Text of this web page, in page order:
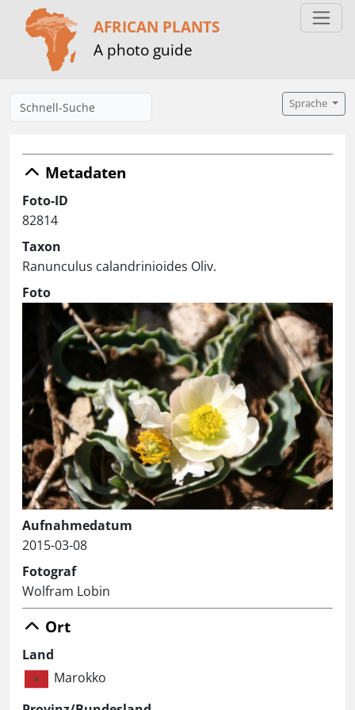
AFRICAN PLANTS
A photo guide
Sprache
Metadaten
Foto-ID
82814
Taxon
Ranunculus calandrinioides Oliv.
Foto
Aufnahmedatum
2015-03-08
Fotograf
Wolfram Lobin
Ort
Land
Marokko